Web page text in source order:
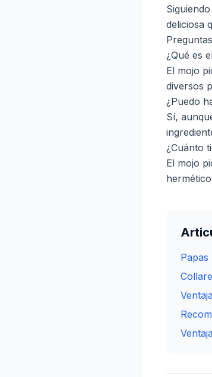
deliciosa
¿Qué es
El mojo
diversos
¿Puedo
Sí,
¿Cuánto
El mojo
Papas